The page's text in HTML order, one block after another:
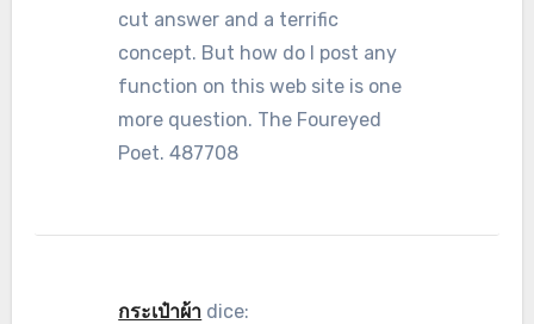
cut answer and a terrific
concept. But how do I post any
function on this web site is one
more question. The Foureyed
Poet. 487708
กระเป๋าผ้า dice: